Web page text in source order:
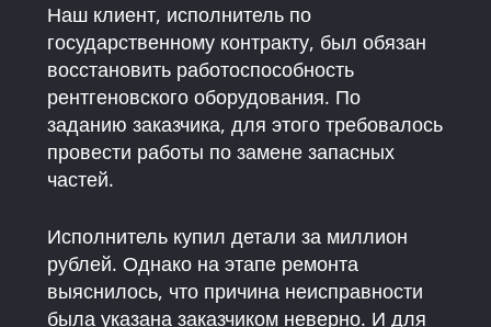
Наш клиент, исполнитель по
государственному контракту, был обязан
восстановить работоспособность
рентгеновского оборудования. По
заданию заказчика, для этого требовалось
провести работы по замене запасных
частей.
Исполнитель купил детали за миллион
рублей. Однако на этапе ремонта
выяснилось, что причина неисправности
была указана заказчиком неверно. И для